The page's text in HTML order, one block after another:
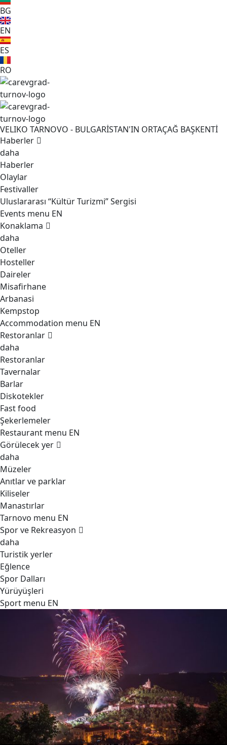
BG
EN
ES
RO
VELIKO TARNOVO - BULGARİSTAN'IN ORTAÇAĞ BAŞKENTİ
Haberler
daha
Haberler
Olaylar
Festivaller
Uluslararası “Kültür Turizmi” Sergisi
Events menu EN
Konaklama
daha
Oteller
Hosteller
Daireler
Misafirhane
Arbanasi
Kempstop
Accommodation menu EN
Restoranlar
daha
Restoranlar
Tavernalar
Barlar
Diskotekler
Fast food
Şekerlemeler
Restaurant menu EN
Görülecek yer
daha
Müzeler
Anıtlar ve parklar
Kiliseler
Manastırlar
Tarnovo menu EN
Spor ve Rekreasyon
daha
Turistik yerler
Eğlence
Spor Dalları
Yürüyüşleri
Sport menu EN